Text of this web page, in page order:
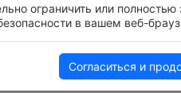
Погода в Альдершоте
ограничить или
в вашем веб-
Согласиться и